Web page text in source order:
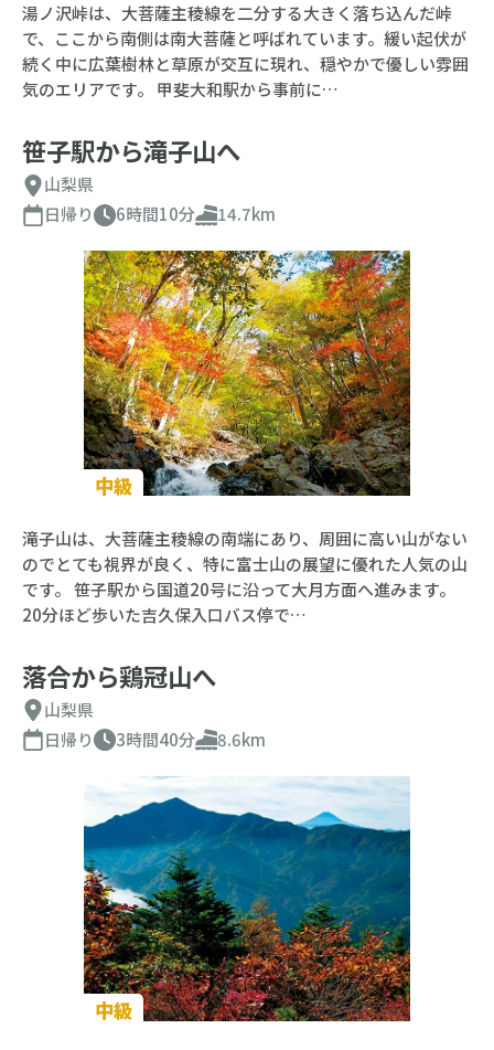
湯ノ沢峠は、大菩薩主稜線を二分する大きく落ち込んだ峠
で、ここから南側は南大菩薩と呼ばれています。緩い起伏が
続く中に広葉樹林と草原が交互に現れ、穏やかで優しい雰囲
気のエリアです。 甲斐大和駅から事前に…
笹子駅から滝子山へ
山梨県
日帰り
6時間10分 14.7km
中級
滝子山は、大菩薩主稜線の南端にあり、周囲に高い山がない
のでとても視界が良く、特に富士山の展望に優れた人気の山
です。 笹子駅から国道20号に沿って大月方面へ進みます。
20分ほど歩いた吉久保入口バス停で…
落合から鶏冠山へ
山梨県
日帰り
3時間40分 8.6km
中級